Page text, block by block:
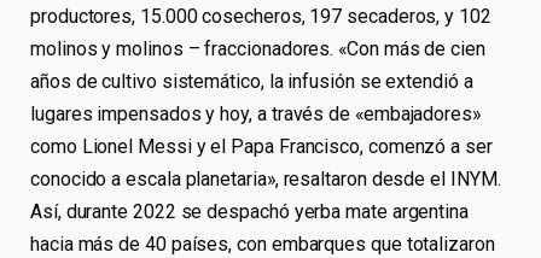
productores, 15.000 cosecheros, 197 secaderos, y 102
molinos y molinos – fraccionadores. «Con más de cien
años de cultivo sistemático, la infusión se extendió a
lugares impensados y hoy, a través de «embajadores»
como Lionel Messi y el Papa Francisco, comenzó a ser
conocido a escala planetaria», resaltaron desde el INYM.
Así, durante 2022 se despachó yerba mate argentina
hacia más de 40 países, con embarques que totalizaron